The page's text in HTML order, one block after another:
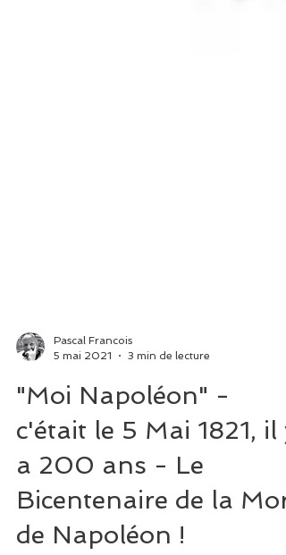
5 mai 2021
3 min de lecture
"Moi Napoléon" -
c'était le 5 Mai 1821, il y
a 200 ans - Le
Bicentenaire de la Mort